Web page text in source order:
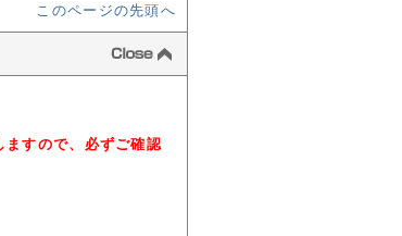
このページの先頭へ
ますので、必ずご確認